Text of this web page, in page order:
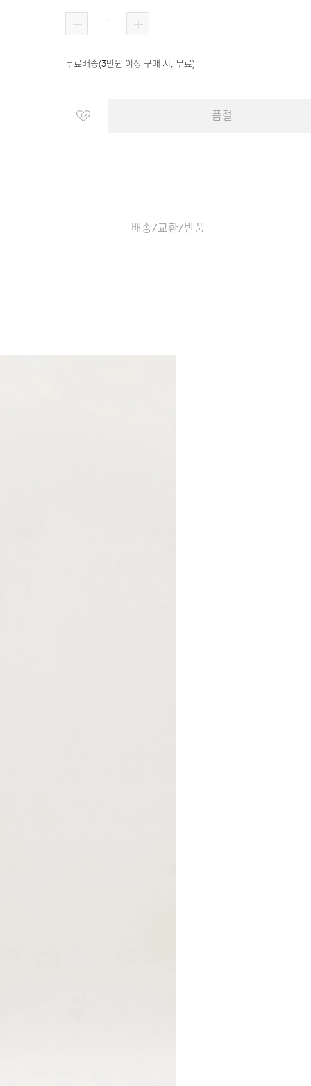
무료배송(3만원 이상 구매 시, 무료)
품절
배송/교환/반품